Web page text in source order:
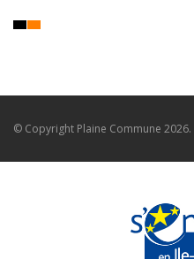
© Copyright Plaine Commune